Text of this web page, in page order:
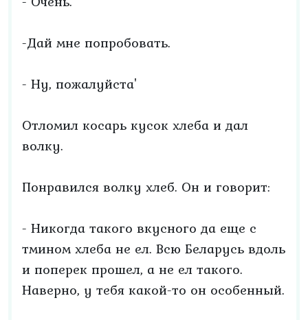
-Дай мне попробовать.
- Ну, пожалуйста'
Отломил косарь кусок хлеба и дал
волку.
Понравился волку хлеб. Он и говорит:
- Никогда такого вкусного да еще с
тмином хлеба не ел. Всю Беларусь вдоль
и поперек прошел, а не ел такого.
Наверно, у тебя какой-то он особенный.